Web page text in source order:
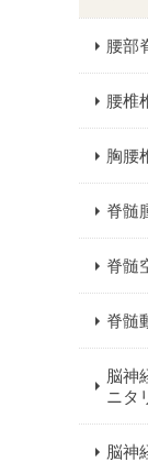
腰部
腰椎
胸腰
脊髄
脊髄
脊髄
脳神
ニタ
脳神